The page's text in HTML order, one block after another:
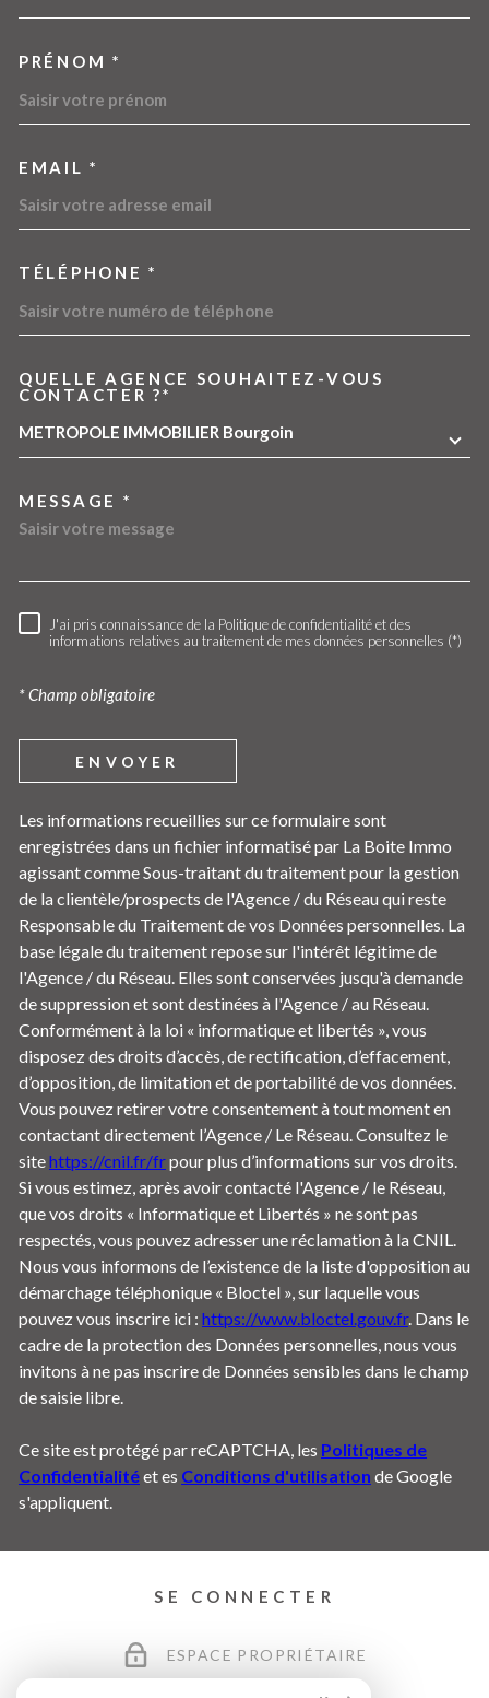
PRÉNOM *
EMAIL *
TÉLÉPHONE *
QUELLE AGENCE SOUHAITEZ-VOUS
CONTACTER ?*
METROPOLE IMMOBILIER Bourgoin
MESSAGE *
RÈGLEMENTATION
J'ai pris connaissance de la Politique de confidentialité et des
informations relatives au traitement de mes données personnelles (*)
* Champ obligatoire
ENVOYER
Les informations recueillies sur ce formulaire sont
enregistrées dans un fichier informatisé par La Boite Immo
agissant comme Sous-traitant du traitement pour la gestion
de la clientèle/prospects de l'Agence / du Réseau qui reste
Responsable du Traitement de vos Données personnelles. La
base légale du traitement repose sur l'intérêt légitime de
l'Agence / du Réseau. Elles sont conservées jusqu'à demande
de suppression et sont destinées à l'Agence / au Réseau.
Conformément à la loi « informatique et libertés », vous
disposez des droits d’accès, de rectification, d’effacement,
d’opposition, de limitation et de portabilité de vos données.
Vous pouvez retirer votre consentement à tout moment en
contactant directement l’Agence / Le Réseau. Consultez le
sitehttps://cnil.fr/frpour plus d’informations sur vos droits.
Si vous estimez, après avoir contacté l'Agence / le Réseau,
que vos droits « Informatique et Libertés » ne sont pas
respectés, vous pouvez adresser une réclamation à la CNIL.
Nous vous informons de l’existence de la liste d'opposition au
démarchage téléphonique « Bloctel », sur laquelle vous
pouvez vous inscrire ici : https://www.bloctel.gouv.fr. Dans le
cadre de la protection des Données personnelles, nous vous
invitons à ne pas inscrire de Données sensibles dans le champ
de saisie libre.
Ce site est protégé par reCAPTCHA, les Politiques de
Confidentialitéet es Conditions d'utilisation de Google
s'appliquent.
SE CONNECTER
ESPACE PROPRIÉTAIRE